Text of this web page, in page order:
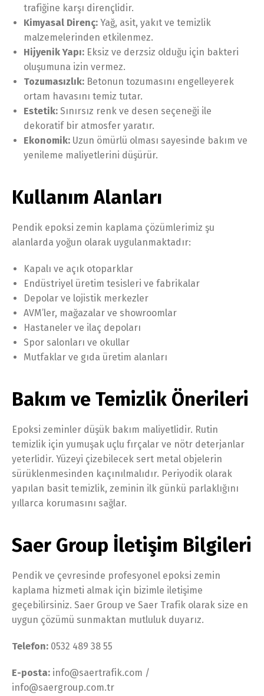
trafiğine karşı dirençlidir.
Kimyasal Direnç: Yağ, asit, yakıt ve temizlik
malzemelerinden etkilenmez.
Hijyenik Yapı: Eksiz ve derzsiz olduğu için bakteri
oluşumuna izin vermez.
Tozumasızlık: Betonun tozumasını engelleyerek
ortam havasını temiz tutar.
Estetik: Sınırsız renk ve desen seçeneği ile
dekoratif bir atmosfer yaratır.
Ekonomik: Uzun ömürlü olması sayesinde bakım ve
yenileme maliyetlerini düşürür.
Kullanım Alanları
Pendik epoksi zemin kaplama çözümlerimiz şu
alanlarda yoğun olarak uygulanmaktadır:
Kapalı ve açık otoparklar
Endüstriyel üretim tesisleri ve fabrikalar
Depolar ve lojistik merkezler
AVM’ler, mağazalar ve showroomlar
Hastaneler ve ilaç depoları
Spor salonları ve okullar
Mutfaklar ve gıda üretim alanları
Bakım ve Temizlik Önerileri
Epoksi zeminler düşük bakım maliyetlidir. Rutin
temizlik için yumuşak uçlu fırçalar ve nötr deterjanlar
yeterlidir. Yüzeyi çizebilecek sert metal objelerin
sürüklenmesinden kaçınılmalıdır. Periyodik olarak
yapılan basit temizlik, zeminin ilk günkü parlaklığını
yıllarca korumasını sağlar.
Saer Group İletişim Bilgileri
Pendik ve çevresinde profesyonel epoksi zemin
kaplama hizmeti almak için bizimle iletişime
geçebilirsiniz. Saer Group ve Saer Trafik olarak size en
uygun çözümü sunmaktan mutluluk duyarız.
Telefon: 0532 489 38 55
E-posta: info@saertrafik.com /
info@saergroup.com.tr